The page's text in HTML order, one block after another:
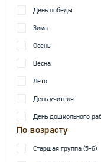
День победы
Зима
Осень
Весна
Лето
День учителя
День дошкольного
По возрасту
Старшая группа (5-6)